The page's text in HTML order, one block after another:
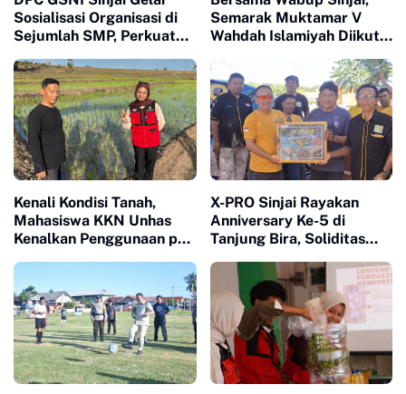
Sosialisasi Organisasi di
Sejumlah SMP, Perkuat
Kepemimpinan Pelajar
Semarak Muktamar V
Wahdah Islamiyah Diikuti
Kenali Kondisi Tanah,
Mahasiswa KKN Unhas
Kenalkan Penggunaan pH
X-PRO Sinjai Rayakan
Anniversary Ke-5 di
Tanjung Bira, Soliditas
Terbendung